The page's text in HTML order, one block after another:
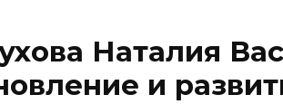
Наталия
и